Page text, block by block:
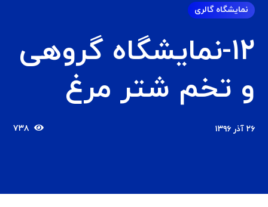
نمایشگاه گالری
۱۲-نمایشگاه گروهی
و تخم شتر مرغ
۲۶ آذر ۱۳۹۶ ۷۳۸